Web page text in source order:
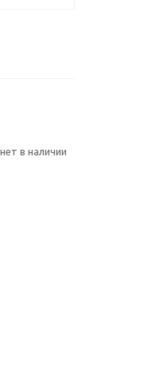
Нет в наличии